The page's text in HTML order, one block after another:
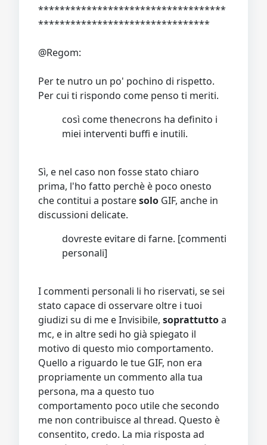
***********************************
********************************
@Regom:
Per te nutro un po' pochino di rispetto.
Per cui ti rispondo come penso ti meriti.
così come thenecrons ha definito i
miei interventi buffi e inutili.
Sì, e nel caso non fosse stato chiaro
prima, l'ho fatto perchè è poco onesto
che contitui a postaresolo GIF, anche in
discussioni delicate.
dovreste evitare di farne. [commenti
personali]
I commenti personali li ho riservati, se sei
stato capace di osservare oltre i tuoi
giudizi su di me e Invisibile, soprattuttoa
mc, e in altre sedi ho già spiegato il
motivo di questo mio comportamento.
Quello a riguardo le tue GIF, non era
propriamente un commento alla tua
persona, ma a questo tuo
comportamento poco utile che secondo
me non contribuisce al thread. Questo è
consentito, credo. La mia risposta ad